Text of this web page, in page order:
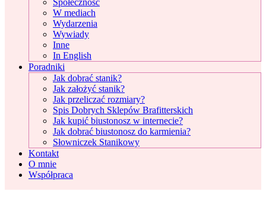
W mediach
Wydarzenia
Wywiady
Inne
In English
Poradniki
Jak dobrać stanik?
Jak założyć stanik?
Jak przeliczać rozmiary?
Spis Dobrych Sklepów Brafitterskich
Jak kupić biustonosz w internecie?
Jak dobrać biustonosz do karmienia?
Słowniczek Stanikowy
Kontakt
O mnie
Współpraca